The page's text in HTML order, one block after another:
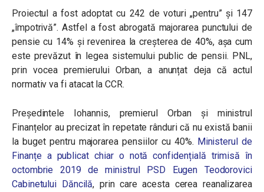
Proiectul a fost adoptat cu 242 de voturi „pentru” și 147
„împotrivă”. Astfel a fost abrogată majorarea punctului de
pensie cu 14% și revenirea la creșterea de 40%, așa cum
este prevăzut în legea sistemului public de pensii. PNL,
prin vocea premierului Orban, a anunțat deja că actul
normativ va fi atacat la CCR.
Președintele Iohannis, premierul Orban și ministrul
Finanțelor au precizat în repetate rânduri că nu există banii
la buget pentru majorarea pensiilor cu 40%. Ministerul de
Finanțe a publicat chiar o notă confidențială trimisă în
octombrie 2019 de ministrul PSD Eugen Teodorovici
Cabinetului Dăncilă, prin care acesta cerea reanalizarea